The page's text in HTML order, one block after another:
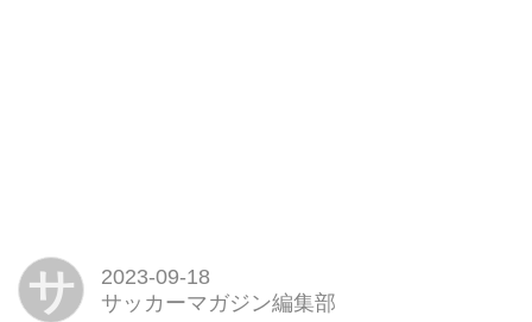
サ
2023-09-18
サッカーマガジン編集部